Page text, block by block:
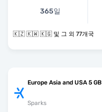
365일
🇰🇿 🇰🇼 🇰🇬 및 그 외 77개국
Europe Asia and USA 5 GB
Sparks